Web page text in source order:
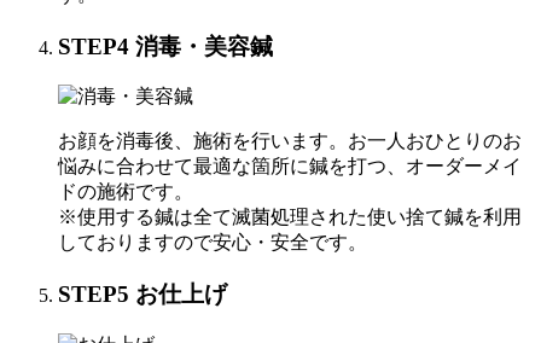
STEP4 消毒・美容鍼
お顔を消毒後、施術を行います。お一人おひとりのお
悩みに合わせて最適な箇所に鍼を打つ、オーダーメイ
ドの施術です。
※使用する鍼は全て滅菌処理された使い捨て鍼を利用
しておりますので安心・安全です。
STEP5 お仕上げ